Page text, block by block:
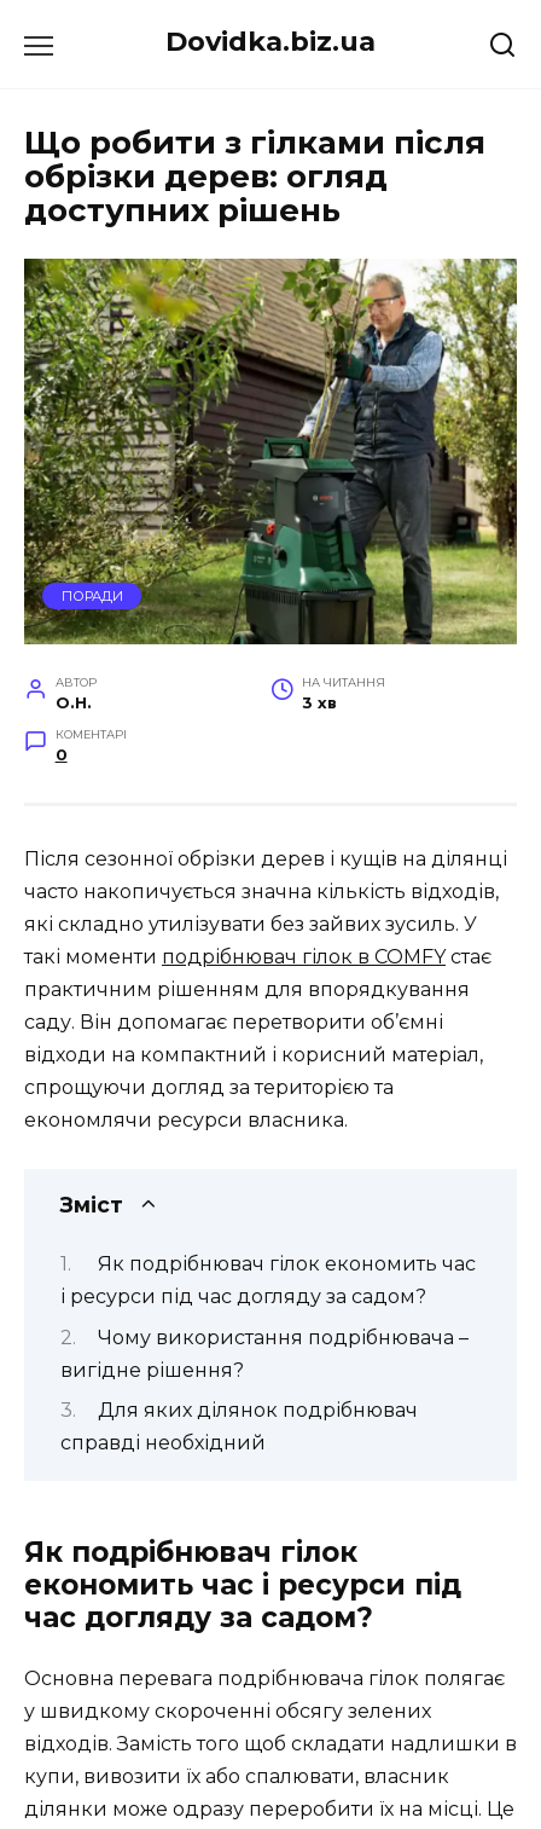
до
Dovidka.biz.ua
Що робити з гілками після
обрізки дерев: огляд
доступних рішень
ПОРАДИ
АВТОР
O.H.
НА ЧИТАННЯ
3 хв
КОМЕНТАРІ
0
Після сезонної обрізки дерев і кущів на ділянці
часто накопичується значна кількість відходів,
які складно утилізувати без зайвих зусиль. У
такі моменти подрібнювач гілок в COMFYстає
практичним рішенням для впорядкування
саду. Він допомагає перетворити об’ємні
відходи на компактний і корисний матеріал,
спрощуючи догляд за територією та
економлячи ресурси власника.
Зміст
Як подрібнювач гілок економить час
і ресурси під час догляду за садом?
Чому використання подрібнювача –
вигідне рішення?
Для яких ділянок подрібнювач
справді необхідний
Як подрібнювач гілок
економить час і ресурси під
час догляду за садом?
Основна перевага подрібнювача гілок полягає
у швидкому скороченні обсягу зелених
відходів. Замість того щоб складати надлишки в
купи, вивозити їх або спалювати, власник
ділянки може одразу переробити їх на місці. Це